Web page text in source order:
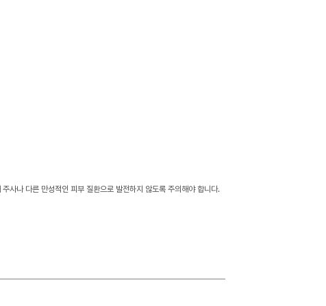
사나 다른 만성적인 피부 질환으로 발전하지 않도록 주의해야 합니다.